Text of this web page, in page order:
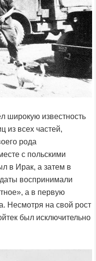
широкую известность
из всех частей,
рода
с польскими
в Ирак, а затем в
воспринимали
а в первую
Несмотря на свой рост
был исключительно